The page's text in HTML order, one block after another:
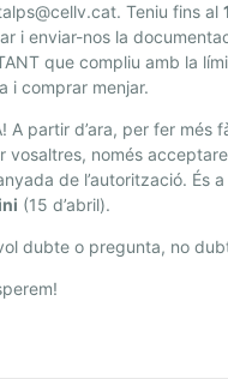
Teniu fins al
i enviar-nos la
que compliu amb la
i comprar menjar.
A partir d’ara, per fer més
vosaltres, només
de l’autorització. És
(15 d’abril).
dubte o pregunta, no